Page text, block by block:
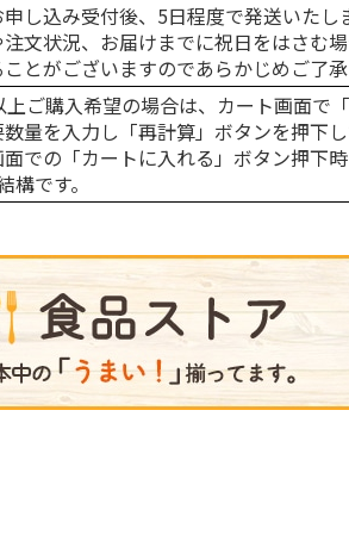
蒲
＜お中元＞＜大和養
魚＞浜名湖うなぎ蒲
焼４本
5.0
11,800円
＜お中元＞レンジで
簡単焼魚 ５切セッ
ト
3,780円
し込み受付後、5日程度で発送いたし
文状況、お届けまでに祝日をはさむ
とがございますのであらかじめご了承
ご購入希望の場合は、カート画面で
量を入力し「再計算」ボタンを押下
面での「カートに入れる」ボタン押下
構です。